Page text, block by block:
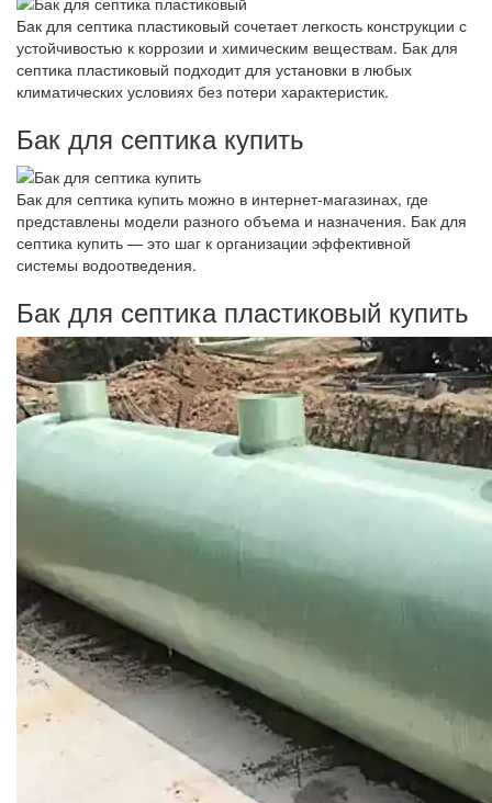
Бак для септика пластиковый сочетает легкость конструкции с
устойчивостью к коррозии и химическим веществам. Бак для
септика пластиковый подходит для установки в любых
климатических условиях без потери характеристик.
Бак для септика купить
Бак для септика купить можно в интернет-магазинах, где
представлены модели разного объема и назначения. Бак для
септика купить — это шаг к организации эффективной
системы водоотведения.
Бак для септика пластиковый купить